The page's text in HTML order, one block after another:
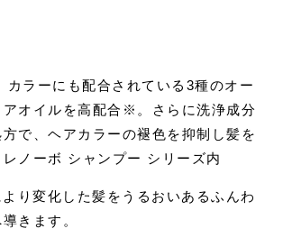
カラーにも配合されている3種のオー
アオイルを高配合※。さらに洗浄成分
で、ヘアカラーの褪色を抑制し髪を
ノーボ シャンプー シリーズ内
り変化した髪をうるおいあるふんわ
きます。